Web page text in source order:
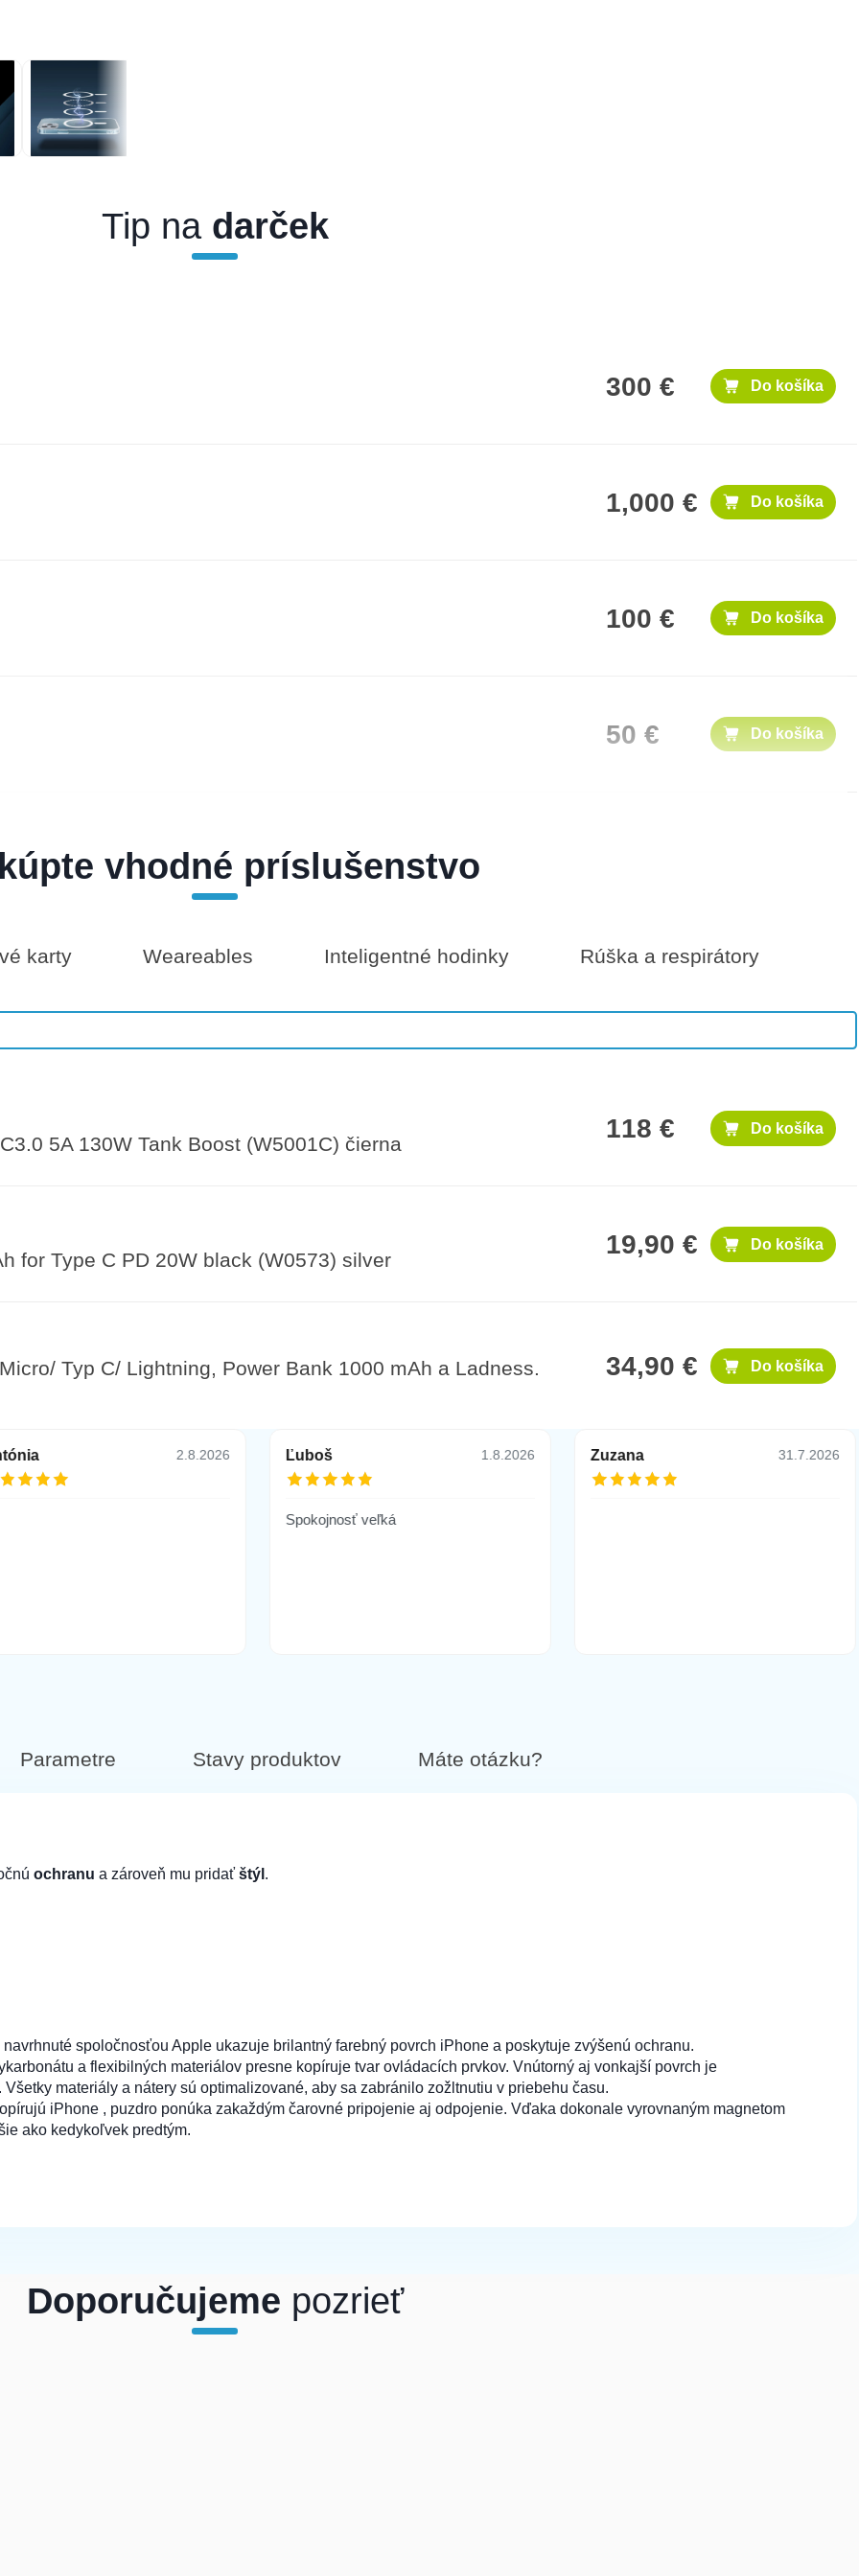
Tip nadarček
300 € Do košíka
1,000 € Do košíka
100 € Do košíka
50 € Do košíka
25 € Do košíka
vhodné príslušenstvo
karty Weareables Inteligentné hodinky Rúška a respirátory
5A 130W Tank Boost (W5001C) čierna
118 € Do košíka
for Type C PD 20W black (W0573) silver
19,90 € Do košíka
Typ C/ Lightning, Power Bank 1000 mAh a Ladness.
34,90 € Do košíka
2.8.2026 Ľuboš 1.8.2026
Spokojnosť veľká
Zuzana 31.7.2026
Parametre Stavy produktov Máte otázku?
ochranu a zároveň mu pridaťštýl .
spoločnosťou Apple ukazuje brilantný farebný povrch iPhone a poskytuje zvýšenú ochranu.
a flexibilných materiálov presne kopíruje tvar ovládacích prvkov. Vnútorný aj vonkajší povrch je
materiály a nátery sú optimalizované, aby sa zabránilo zožltnutiu v priebehu času.
iPhone , puzdro ponúka zakaždým čarovné pripojenie aj odpojenie. Vďaka dokonale vyrovnaným magnetom
ako kedykoľvek predtým.
Doporučujeme pozrieť